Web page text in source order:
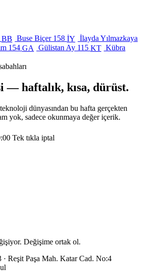
BB Buse Biçer 158 İY İlayda Yılmazkaya
154 GA Gülistan Ay 115 KT Kübra
— haftalık, kısa, dürüst.
dünyasından bu hafta gerçekten
yok, sadece okunmaya değer içerik.
Tek tıkla iptal
Değişime ortak ol.
Reşit Paşa Mah. Katar Cad. No:4